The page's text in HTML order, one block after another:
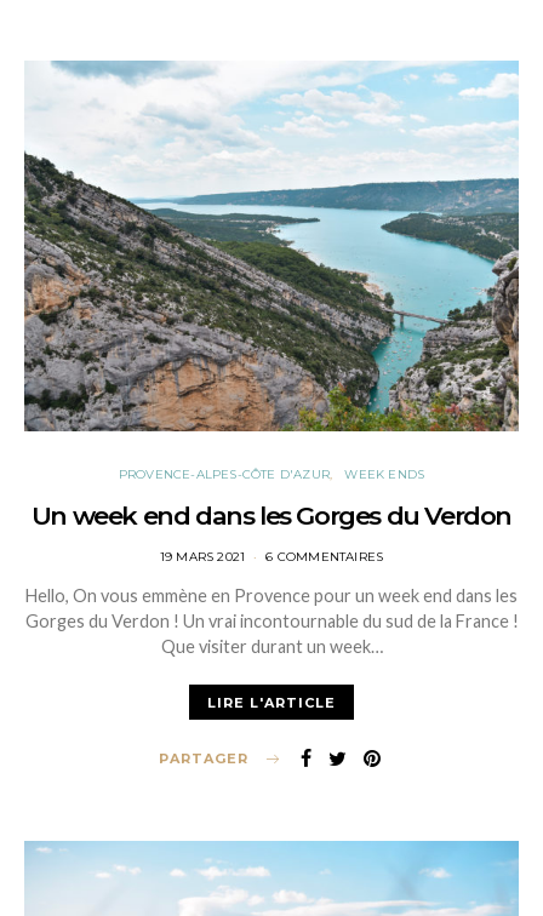
PROVENCE-ALPES-CÔTE D'AZUR WEEK ENDS
Un week end dans les Gorges du Verdon
POSTED
19 MARS 2021 6 COMMENTAIRES
Hello, On vous emmène en Provence pour un week end dans les
Gorges du Verdon ! Un vrai incontournable du sud de la France !
Que visiter durant un week…
LIRE L'ARTICLE
PARTAGER